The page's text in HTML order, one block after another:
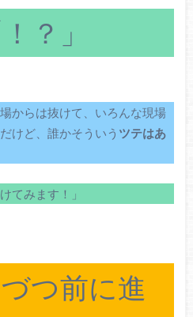
？」
からは抜けて、いろんな現場
けど、誰かそういう ツテはあ
てみます！」
つ前に進